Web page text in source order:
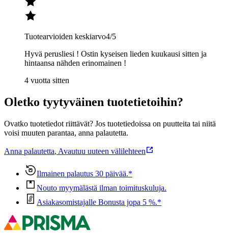
Tuotearvioiden keskiarvo4/5
Hyvä perusliesi ! Ostin kyseisen lieden kuukausi sitten ja
hintaansa nähden erinomainen !
4 vuotta sitten
Oletko tyytyväinen tuotetietoihin?
Ovatko tuotetiedot riittävät? Jos tuotetiedoissa on puutteita tai niitä
voisi muuten parantaa, anna palautetta.
Anna palautetta, Avautuu uuteen välilehteen
Ilmainen palautus 30 päivää.*
Nouto myymälästä ilman toimituskuluja.
Asiakasomistajalle Bonusta jopa 5 %.*